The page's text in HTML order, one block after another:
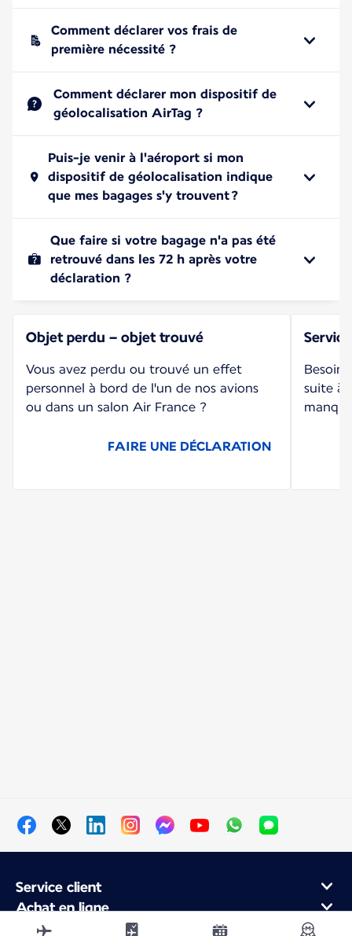
Comment déclarer vos frais de
première nécessité ?
Comment déclarer mon dispositif de
géolocalisation AirTag ?
Puis-je venir à l'aéroport si mon
dispositif de géolocalisation indique
que mes bagages s'y trouvent ?
Que faire si votre bagage n'a pas été
retrouvé dans les 72 h après votre
déclaration ?
Objet perdu – objet trouvé
Vous avez perdu ou trouvé un effet
personnel à bord de l'un de nos avions
ou dans un salon Air France ?
FAIRE UNE DÉCLARATION
Besoin
suite à
Service client
Achat en ligne
Programme de fidélité et partenaires